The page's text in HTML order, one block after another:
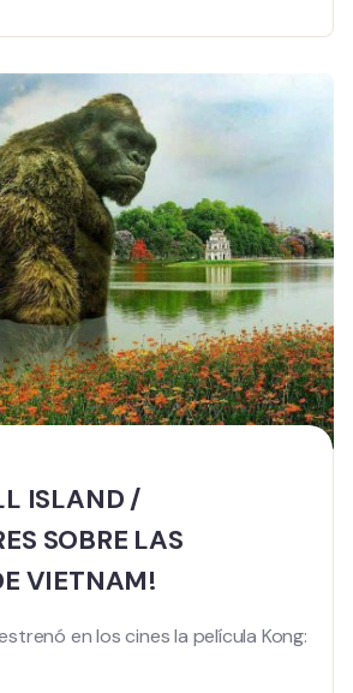
ISLAND /
SOBRE LAS
VIETNAM!
en los cines la película Kong: